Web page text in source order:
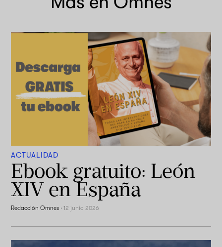
ACTUALIDAD
Ebook gratuito: León
XIV en España
Redacción Omnes ·12 junio 2026